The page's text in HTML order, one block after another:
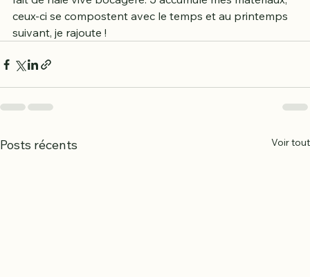
(que je limite déjà beaucoup). Pour autant je n'en ai pas
fait de haie vive bocagère. J'accumule mes matériaux,
ceux-ci se compostent avec le temps et au printemps
suivant, je rajoute !